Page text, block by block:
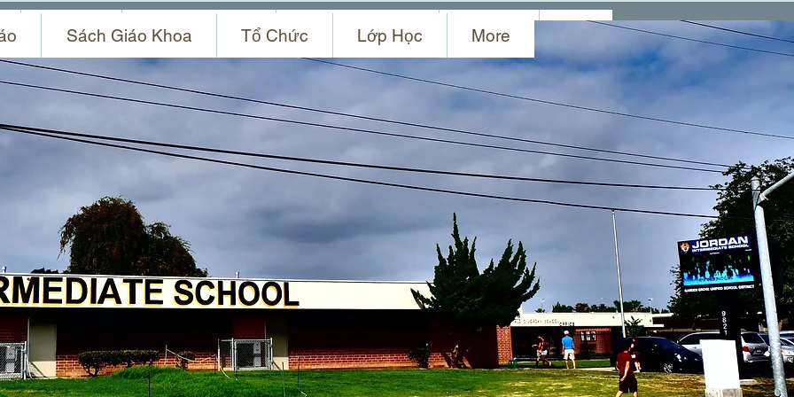
Lớp Học Thời Khóa Biểu Ban Giảng Huấn Liên Lạc
Sách Giáo Khoa Tổ Chức Lớp Học More